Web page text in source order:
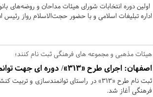
اولین دوره انتخابات شورای هیئات مداحان و روضه‌های
اداره تبلیغات اسلامی و با حضور حجت‌‌الاسلام رواز رئیس
هیئات مذهبی و مجموعه های فرهنگی ثبت نام کنند؛
اصفهان: اجرای طرح «313»/ دوره ای جهت توانمند سازی و تربیت کنشگر جمعیت
ثبت نام طرح «313» در راستای
فرهنگی آغاز شد.